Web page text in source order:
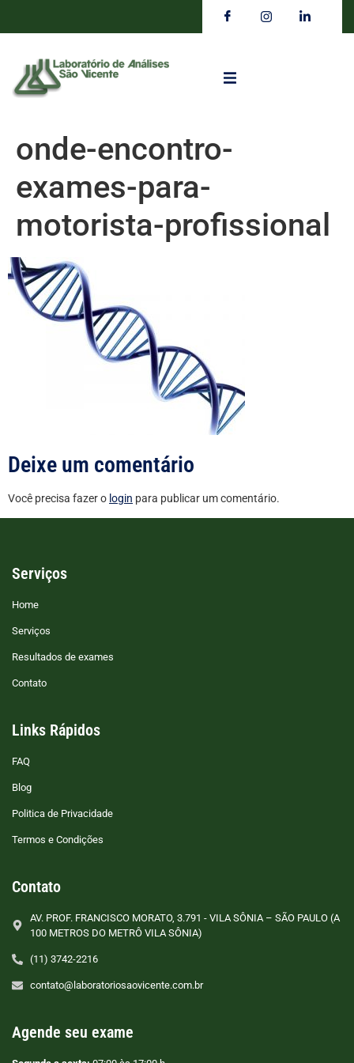
onde-encontro-
exames-para-
motorista-profissional
Deixe um comentário
Você precisa fazer o login para publicar um comentário.
Serviços
Home
Serviços
Resultados de exames
Contato
Links Rápidos
FAQ
Blog
Politica de Privacidade
Termos e Condições
Contato
AV. PROF. FRANCISCO MORATO, 3.791 - VILA SÔNIA – SÃO PAULO (A
100 METROS DO METRÔ VILA SÔNIA)
(11) 3742-2216
contato@laboratoriosaovicente.com.br
Agende seu exame